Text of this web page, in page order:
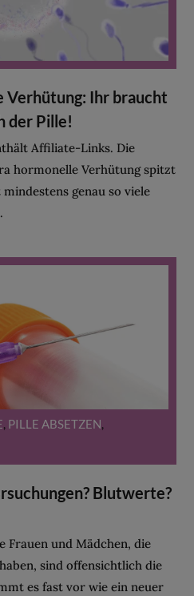
Ihr braucht
der Pille!
Affiliate-Links. Die
hormonelle Verhütung spitzt
genau so viele
, PILLE ABSETZEN,
Blutwerte?
Frauen und Mädchen, die
sind offensichtlich die
es fast vor wie ein neuer